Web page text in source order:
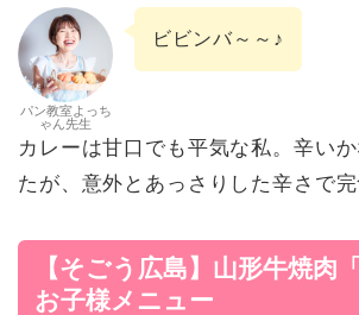
パン教室よっち
ゃん先生
ビビンバ～～♪
カレーは甘口でも平気な私。辛い
たが、意外とあっさりした辛さで完
【そごう広島】山形牛焼肉
お子様メニュー